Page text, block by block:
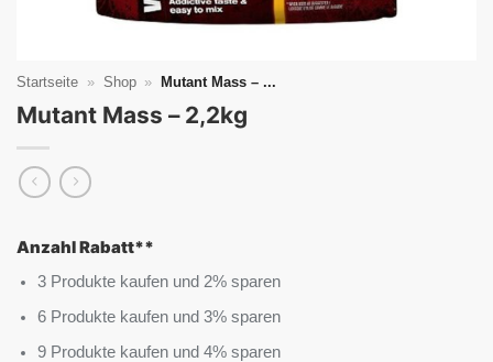
Startseite » Shop » Mutant Mass – ...
Mutant Mass – 2,2kg
Anzahl Rabatt**
3 Produkte kaufen und 2% sparen
6 Produkte kaufen und 3% sparen
9 Produkte kaufen und 4% sparen